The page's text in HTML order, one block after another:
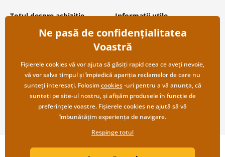
Totul despre achiziție
Condiții și termeni generali
Protecția datelor personale
Transport și modalități de plată
Returnare
Informații utile
Despre noi
Întrebări frecvente
Contacte
Cooperare angro
Copyright ©2019 © Dovido.ro.
Ne pasă de confidențialitatea
Voastră
Fișierele cookies vă vor ajuta să găsiți rapid ceea ce aveți nevoie,
vă vor salva timpul și împiedică apariția reclamelor de care nu
sunteți interesați. Folosimcookies-uri pentru a vă anunța, că
sunteți pe site-ul nostru, și afișăm produsele în funcție de
preferințele voastre. Fișierele cookies ne ajută să vă
îmbunătățim experiența de navigare.
Respinge totul